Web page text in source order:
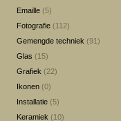
Emaille (5)
Fotografie (112)
Gemengde techniek (91)
Glas (15)
Grafiek (22)
Ikonen (0)
Installatie (5)
Keramiek (10)